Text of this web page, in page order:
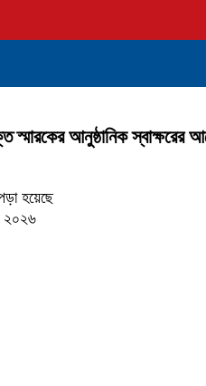
স্মারকের আনুষ্ঠানিক
হয়েছে
২০২৬